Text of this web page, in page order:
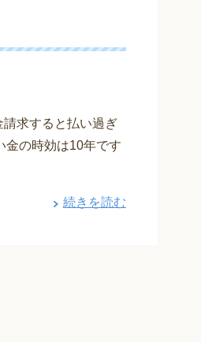
求すると払い過ぎ
金の時効は10年です
続きを読む